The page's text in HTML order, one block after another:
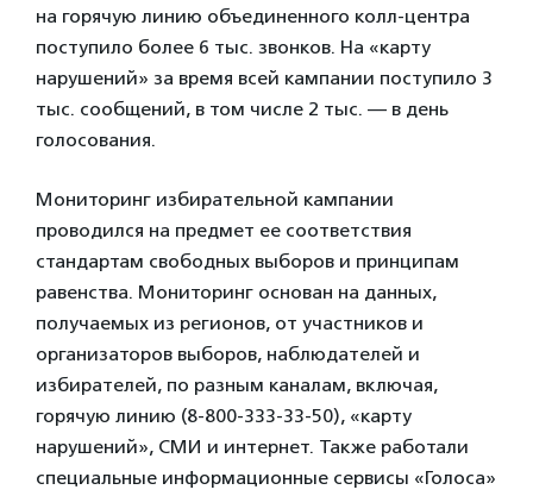
на горячую линию объединенного колл-центра
поступило более 6 тыс. звонков. На «карту
нарушений» за время всей кампании поступило 3
тыс. сообщений, в том числе 2 тыс. — в день
голосования.
Мониторинг избирательной кампании
проводился на предмет ее соответствия
стандартам свободных выборов и принципам
равенства. Мониторинг основан на данных,
получаемых из регионов, от участников и
организаторов выборов, наблюдателей и
избирателей, по разным каналам, включая,
горячую линию (8-800-333-33-50), «карту
нарушений», СМИ и интернет. Также работали
специальные информационные сервисы «Голоса»